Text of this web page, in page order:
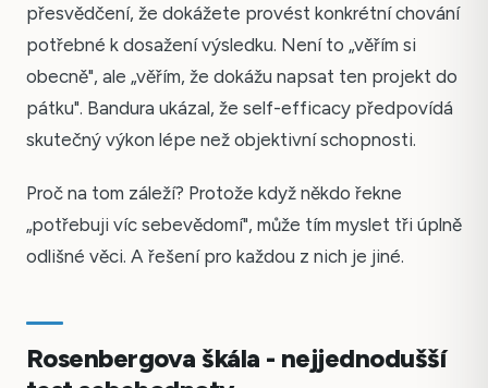
přesvědčení, že dokážete provést konkrétní chování
potřebné k dosažení výsledku. Není to „věřím si
obecně", ale „věřím, že dokážu napsat ten projekt do
pátku". Bandura ukázal, že self-efficacy předpovídá
skutečný výkon lépe než objektivní schopnosti.
Proč na tom záleží? Protože když někdo řekne
„potřebuji víc sebevědomí", může tím myslet tři úplně
odlišné věci. A řešení pro každou z nich je jiné.
Rosenbergova škála - nejjednodušší